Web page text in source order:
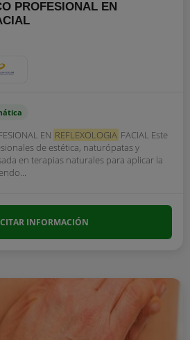
PROFESIONAL EN
EN REFLEXOLOGIA FACIAL Este
de estética, naturópatas y
en terapias naturales para aplicar la
INFORMACIÓN